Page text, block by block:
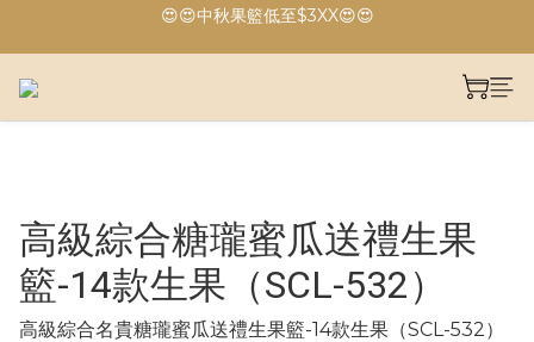
🔥🔥港島、九龍免運費🔥🔥
😍😍中秋果籃低至$3XX😍😍
🔥🔥港島、九龍免運費🔥🔥
高級綜合糖瓏蜜瓜送禮生果
籃-14款生果（SCL-532）
高級綜合名貴糖瓏蜜瓜送禮生果籃-14款生果（SCL-532）